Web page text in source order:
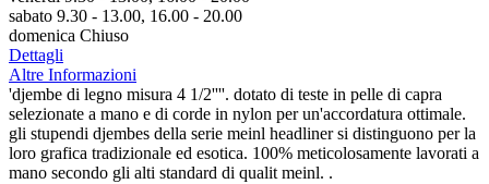
sabato 9.30 - 13.00, 16.00 - 20.00
domenica Chiuso
Dettagli
Altre Informazioni
'djembe di legno misura 4 1/2''''. dotato di teste in pelle di capra
selezionate a mano e di corde in nylon per un'accordatura ottimale.
gli stupendi djembes della serie meinl headliner si distinguono per la
loro grafica tradizionale ed esotica. 100% meticolosamente lavorati a
mano secondo gli alti standard di qualit meinl. .